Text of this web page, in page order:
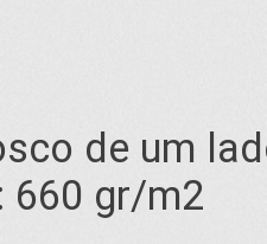
de um
660 gr/m2